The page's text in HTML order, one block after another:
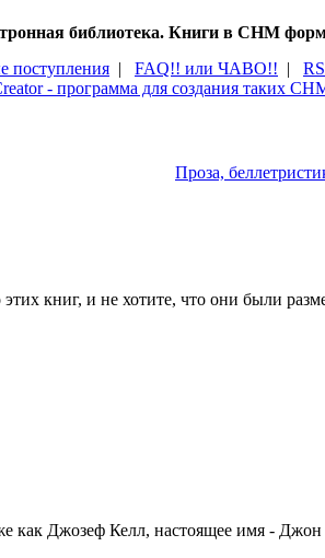
библиотека. Книги в CHM
поступления | FAQ!! или ЧАВО!! |
- программа для создания таких
Проза,
книг, и не хотите, что они были
как Джозеф Келл, настоящее имя -